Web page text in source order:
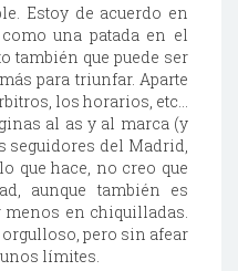
Estoy de acuerdo en
una patada en el
también que puede ser
para triunfar. Aparte
los horarios, etc...
al as y al marca (y
seguidores del Madrid,
que hace, no creo que
aunque también es
menos en chiquilladas.
orgulloso, pero sin afear
límites.